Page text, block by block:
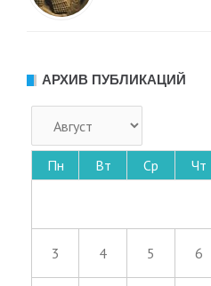
АРХИВ ПУБЛИКАЦИЙ
Пн Вт Ср Чт
3 4 5 6